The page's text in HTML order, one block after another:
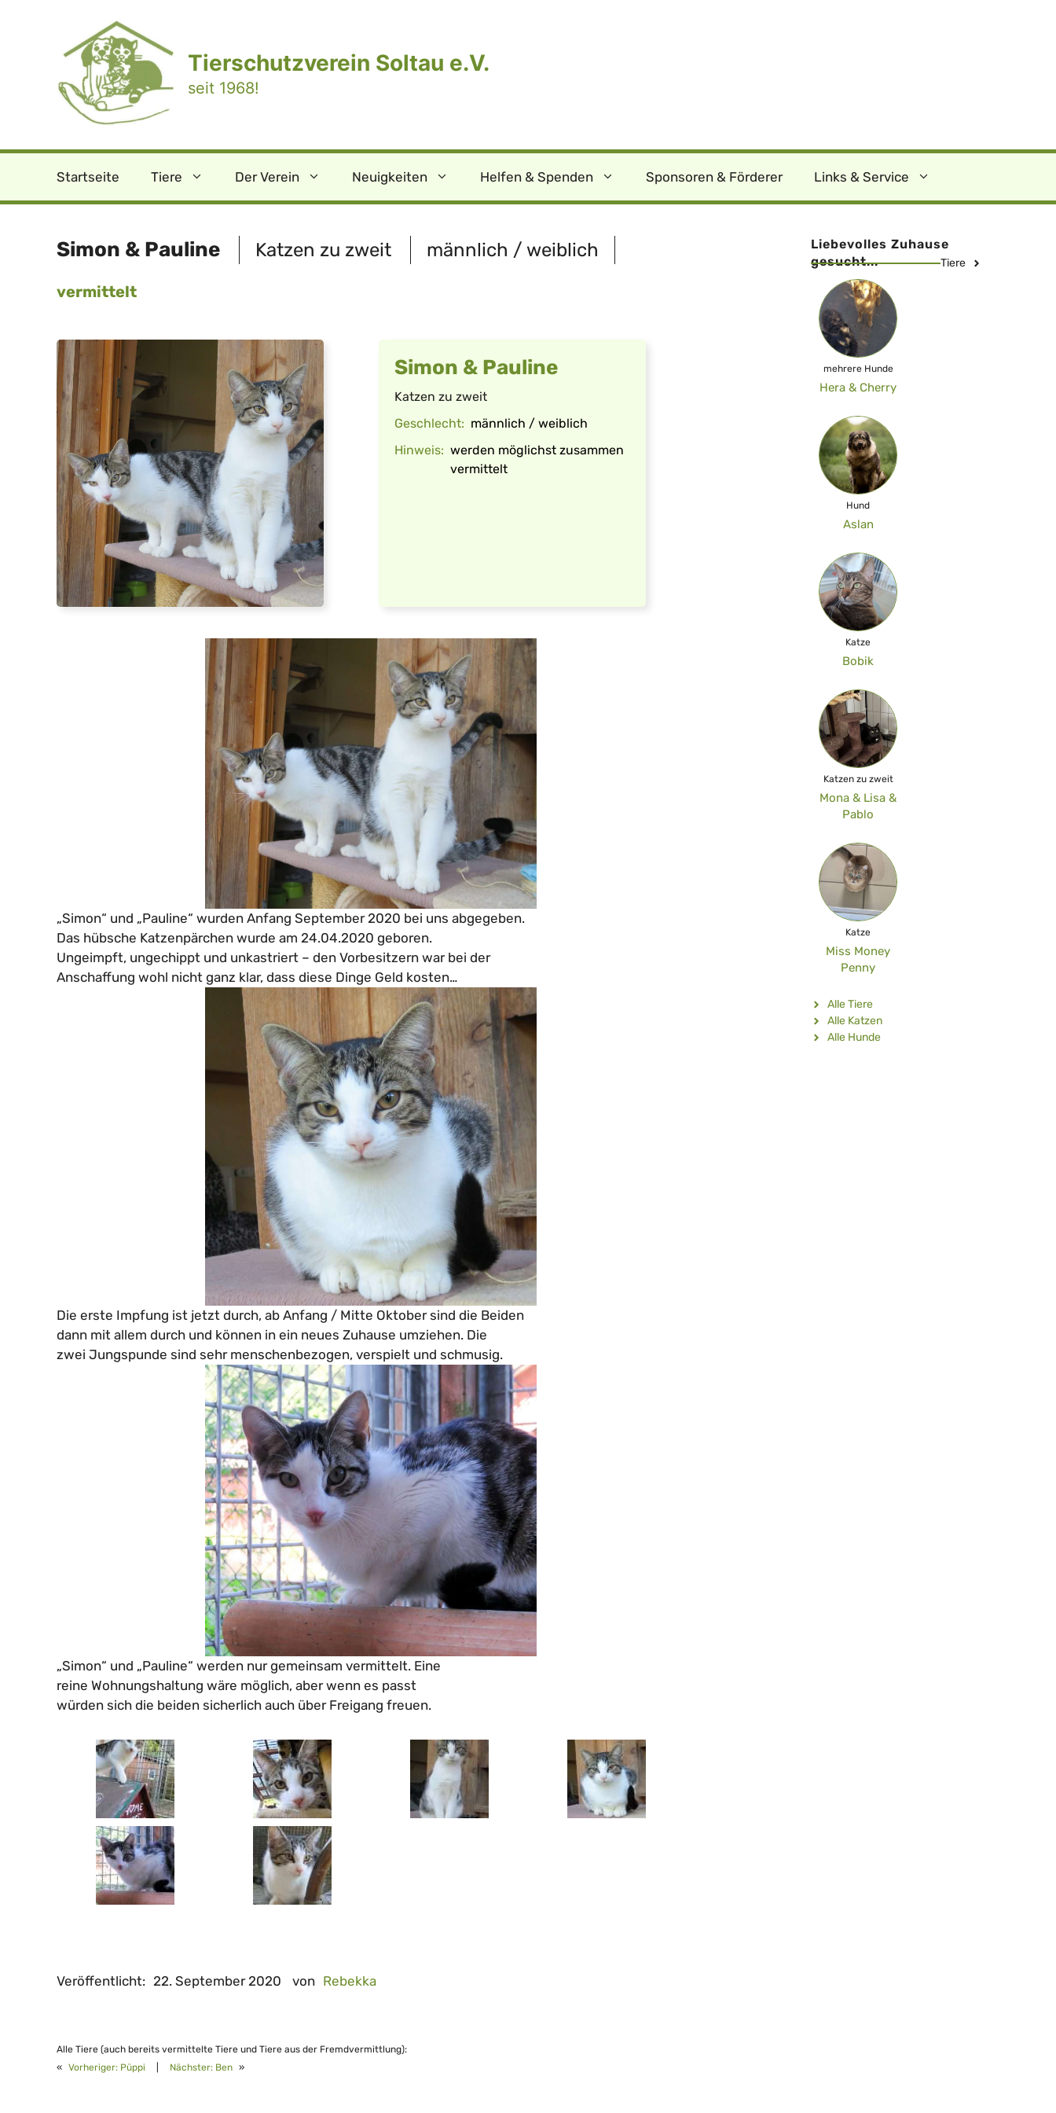
Tierschutzverein Soltau e.V.
seit 1968!
Startseite Tiere Der Verein Neuigkeiten Helfen & Spenden Sponsoren & Förderer Links & Service
Simon & Pauline Katzen zu zweit männlich / weiblich
vermittelt
Simon & Pauline
Katzen zu zweit
Geschlecht: männlich / weiblich
Hinweis: werden möglichst zusammen
vermittelt
„Simon“ und „Pauline“ wurden Anfang September 2020 bei uns abgegeben.
Das hübsche Katzenpärchen wurde am 24.04.2020 geboren.
Ungeimpft, ungechippt und unkastriert – den Vorbesitzern war bei der
Anschaffung wohl nicht ganz klar, dass diese Dinge Geld kosten…
Die erste Impfung ist jetzt durch, ab Anfang / Mitte Oktober sind die Beiden
dann mit allem durch und können in ein neues Zuhause umziehen. Die
zwei Jungspunde sind sehr menschenbezogen, verspielt und schmusig.
„Simon“ und „Pauline“ werden nur gemeinsam vermittelt. Eine
reine Wohnungshaltung wäre möglich, aber wenn es passt
würden sich die beiden sicherlich auch über Freigang freuen.
Veröffentlicht: 22. September 2020 von Rebekka
Alle Tiere (auch bereits vermittelte Tiere und Tiere aus der Fremdvermittlung):
« Vorheriger: Püppi Nächster: Ben »
Liebevolles Zuhause
gesucht...
Tiere
mehrere Hunde
Hera & Cherry
Hund
Aslan
Katze
Bobik
Katzen zu zweit
Mona & Lisa &
Pablo
Katze
Miss Money
Penny
Alle Tiere
Alle Katzen
Alle Hunde